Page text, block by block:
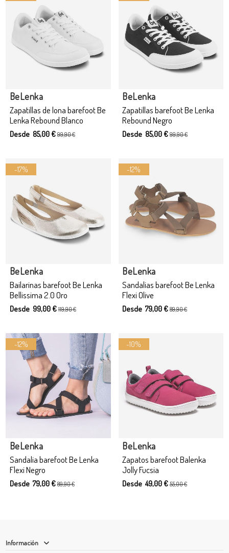
Zapatillas de lona barefoot Be
Lenka Rebound Blanco
BeLenka
Desde 85,00 €99,90 €
Zapatillas barefoot Be Lenka
Rebound Negro
BeLenka
Desde 85,00 € 99,90 €
-17%
Bailarinas barefoot Be Lenka
Bellissima 2.0 Oro
BeLenka
Desde 99,00 €119,90 €
-12%
Sandalias barefoot Be Lenka
Flexi Olive
BeLenka
Desde 79,00 € 89,90 €
-12%
Sandalia barefoot Be Lenka
Flexi Negro
BeLenka
Desde 79,00 €89,90 €
-10%
Zapatos barefoot Balenka
Jolly Fucsia
BeLenka
Desde 49,00 € 55,00 €
Información